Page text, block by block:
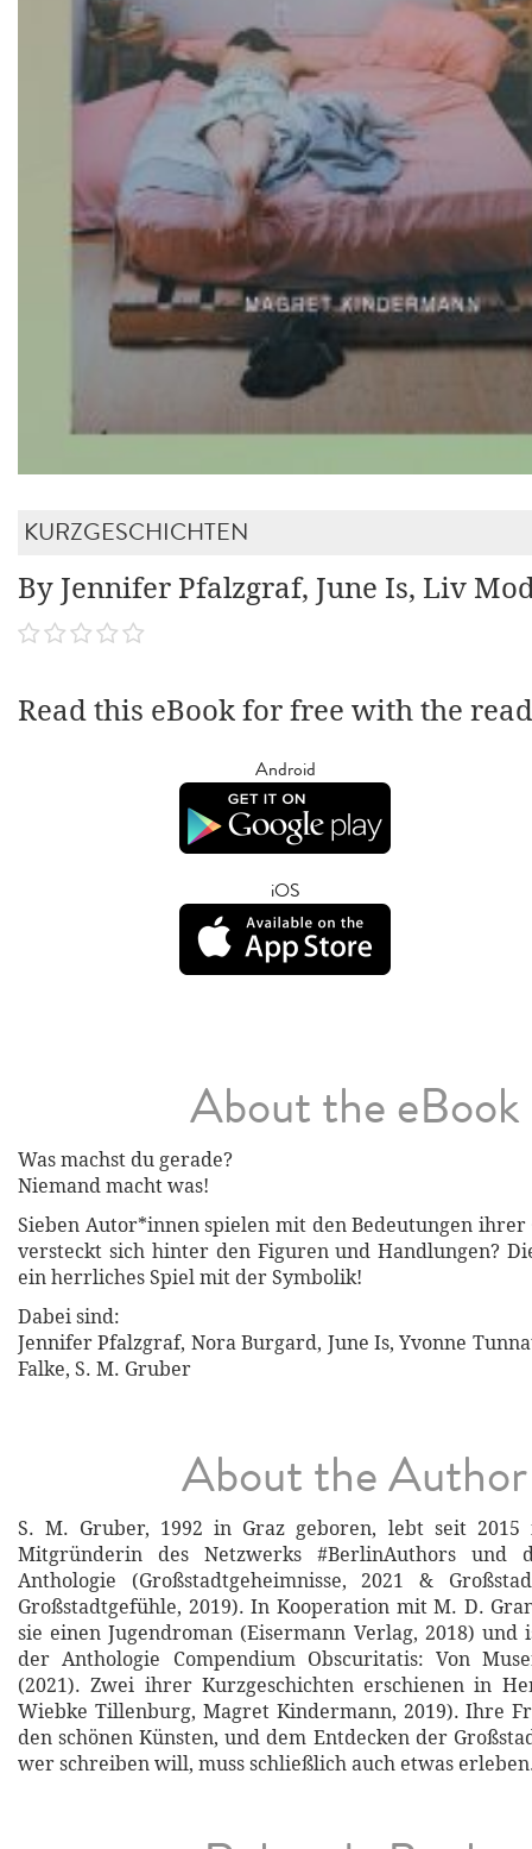
KURZGESCHICHTEN
By Jennifer Pfalzgraf, June Is, Liv
Read this eBook for free with the
Android
iOS
About the eBook
Was machst du gerade?
Niemand macht was!
Sieben Autor*innen spielen mit den Bedeutungen ihrer
versteckt sich hinter den Figuren und Handlungen?
ein herrliches Spiel mit der Symbolik!
Dabei sind:
Jennifer Pfalzgraf, Nora Burgard, June Is, Yvonne
Falke, S. M. Gruber
About the Author
S. M. Gruber, 1992 in Graz geboren, lebt seit
Mitgründerin des Netzwerks #BerlinAuthors und
Anthologie (Großstadtgeheimnisse, 2021 &
Großstadtgefühle, 2019). In Kooperation mit M. D.
sie einen Jugendroman (Eisermann Verlag, 2018) und
der Anthologie Compendium Obscuritatis: Von
(2021). Zwei ihrer Kurzgeschichten erschienen in
Wiebke Tillenburg, Magret Kindermann, 2019). Ihre
den schönen Künsten, und dem Entdecken der
wer schreiben will, muss schließlich auch etwas